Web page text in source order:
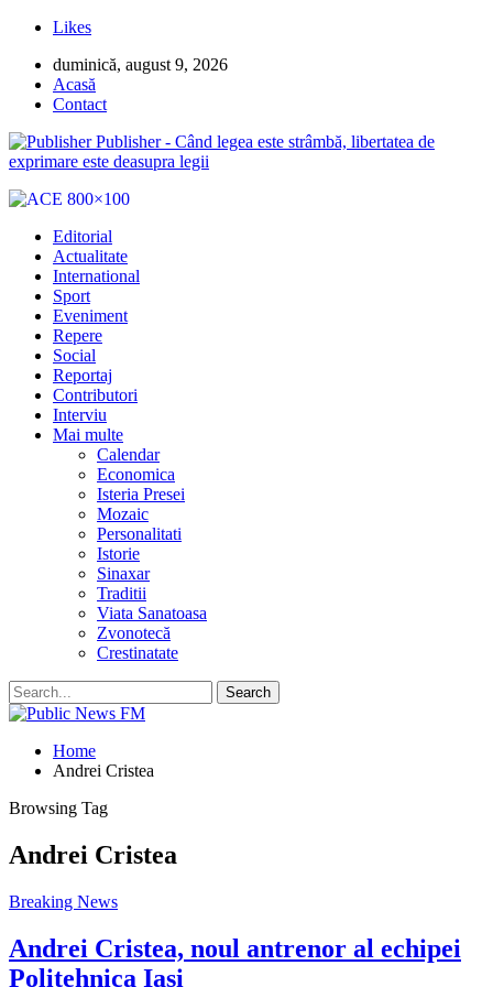
Likes
duminică, august 9, 2026
Acasă
Contact
Publisher - Când legea este strâmbă, libertatea de
exprimare este deasupra legii
Editorial
Actualitate
International
Sport
Eveniment
Repere
Social
Reportaj
Contributori
Interviu
Mai multe
Calendar
Economica
Isteria Presei
Mozaic
Personalitati
Istorie
Sinaxar
Traditii
Viata Sanatoasa
Zvonotecă
Crestinatate
Home
Andrei Cristea
Browsing Tag
Andrei Cristea
Breaking News
Andrei Cristea, noul antrenor al echipei
Politehnica Iaşi